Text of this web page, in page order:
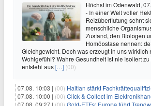
Höchst im Odenwald,
- In einer Welt voller
Reizüberflutung sehnt
menschliche
Zustand, den Biologen
Homöostase nennen:
Gleichgewicht. Doch was erzeugt in uns wirklich
Wohlgefühl? Wahre Gesundheit ist nie isoliert
entsteht aus[…] (00)
07.08. 10:03 | (00) Haitian stärkt
07.08. 10:00 | (00) Click & Collect im
07.08. 09:27 | (00) Gold-ETFs: Europa führt Trendwende nach